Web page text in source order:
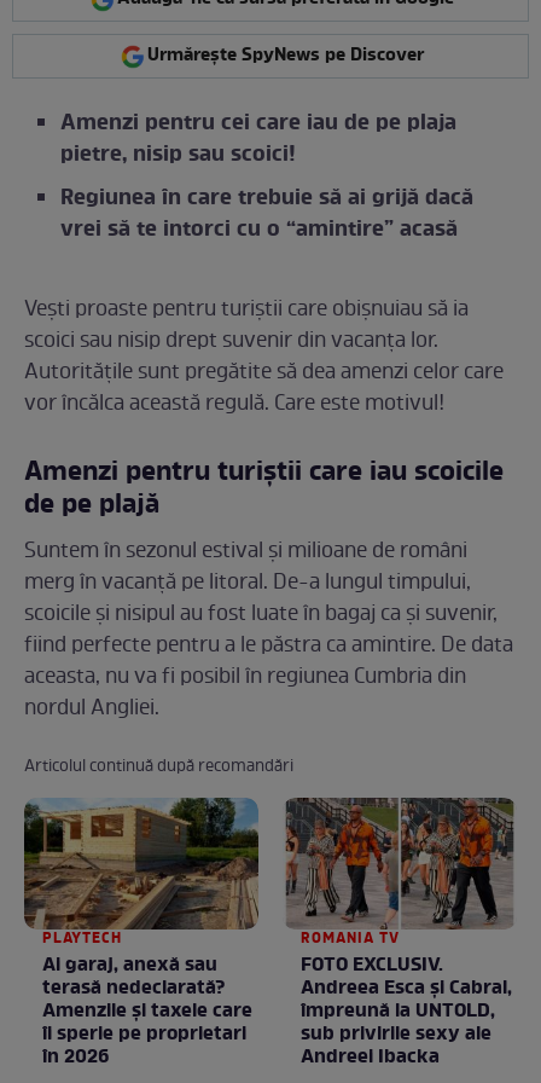
Urmărește SpyNews pe Discover
Amenzi pentru cei care iau de pe plaja
pietre, nisip sau scoici!
Regiunea în care trebuie să ai grijă dacă
vrei să te intorci cu o “amintire” acasă
Vești proaste pentru turiștii care obișnuiau să ia
scoici sau nisip drept suvenir din vacanța lor.
Autoritățile sunt pregătite să dea amenzi celor care
vor încălca această regulă. Care este motivul!
Amenzi pentru turiștii care iau scoicile
de pe plajă
Suntem în sezonul estival și milioane de români
merg în vacanță pe litoral. De-a lungul timpului,
scoicile și nisipul au fost luate în bagaj ca și suvenir,
fiind perfecte pentru a le păstra ca amintire. De data
aceasta, nu va fi posibil în regiunea Cumbria din
nordul Angliei.
Articolul continuă după recomandări
PLAYTECH
Ai garaj, anexă sau
terasă nedeclarată?
Amenzile și taxele care
îi sperie pe proprietari
în 2026
ROMANIA TV
FOTO EXCLUSIV.
Andreea Esca şi Cabral,
împreună la UNTOLD,
sub privirile sexy ale
Andreei Ibacka